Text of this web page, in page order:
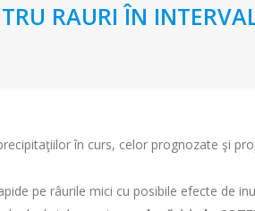
RAURI ÎN
în curs, celor prognozate şi
pe râurile mici cu posibile efecte de